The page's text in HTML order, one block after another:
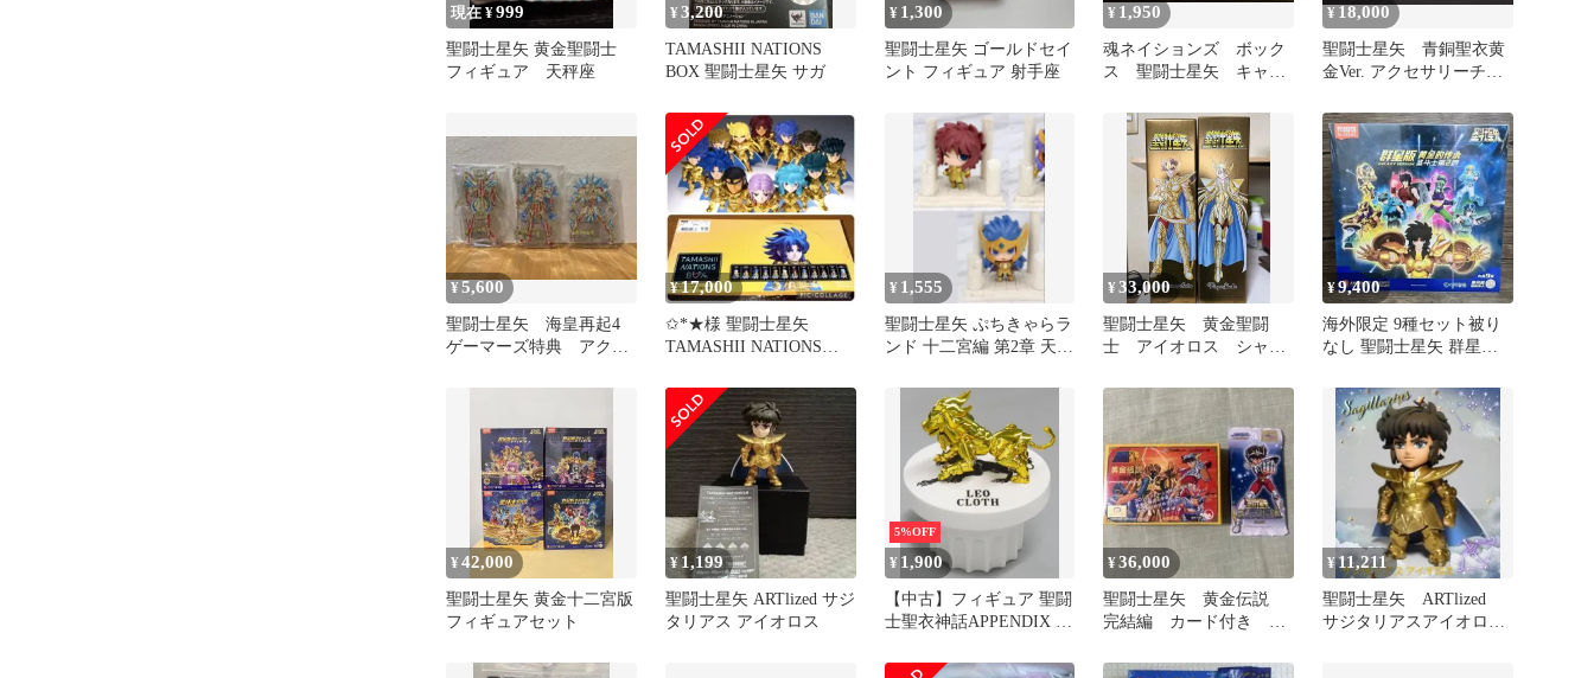
現在 ¥999
聖闘士星矢 黄金聖闘士
フィギュア 天秤座
¥3,200
TAMASHII NATIONS
BOX 聖闘士星矢 サガ
¥ 1,300
聖闘士星矢 ゴールドセイ
ント フィギュア 射手座
¥ 1,950
魂ネイションズ ボック
ス 聖闘士星矢 キャン
¥ 18,000
聖闘士星矢 青銅聖衣黄
金Ver. アクセサリーチャ
¥5,600
聖闘士星矢 海皇再起4
ゲーマーズ特典 アクリ
¥17,000
✩*★様 聖闘士星矢
TAMASHII NATIONS
¥ 1,555
聖闘士星矢 ぷちきゃらラ
ンド 十二宮編 第2章 天秤
¥33,000
聖闘士星矢 黄金聖闘
士 アイオロス シャ
座 射手座
¥9,400
海外限定 9種セット被り
なし 聖闘士星矢 群星版
ュア ランダムボックス
海外 限定 布魯可 ブロン
ズセイント シルバーセイ
ント ゴールドセイント
¥42,000
聖闘士星矢 黄金十二宮版
フィギュアセット
¥1,199
聖闘士星矢 ARTlized サジ
タリアス アイオロス
5%OFF
¥ 1,900
【中古】フィギュア 聖闘
士聖衣神話APPENDIX 黄
「聖闘士星矢」
¥36,000
聖闘士星矢 黄金伝説
完結編 カード付き 冥
¥11,211
聖闘士星矢 ARTlized
サジタリアスアイオロ